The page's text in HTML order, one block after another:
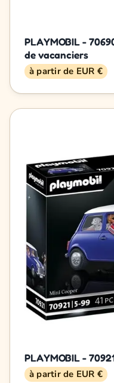
PLAYMOBIL -
de vacanciers
à partir de EUR €
PLAYMOBIL -
à partir de EUR €